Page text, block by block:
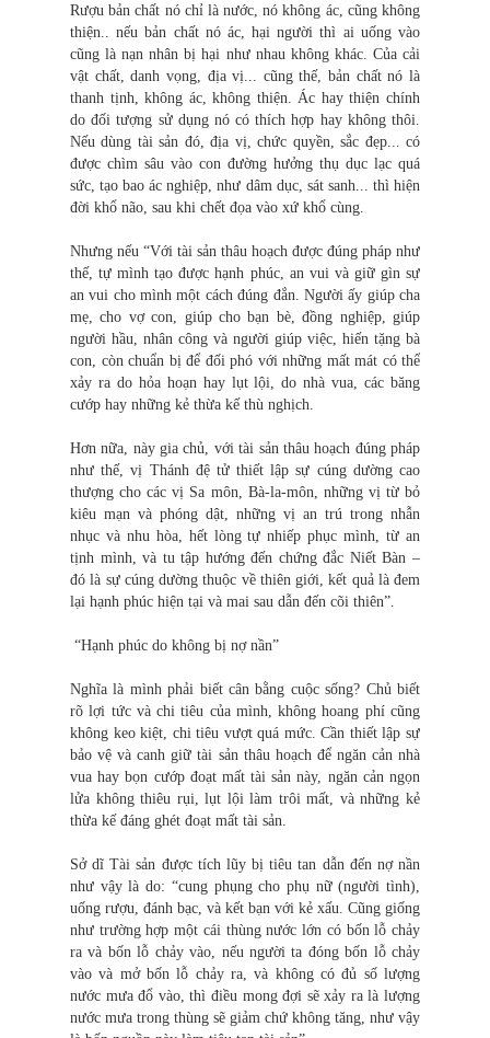
Rượu bản chất nó chỉ là nước, nó không ác, cũng không
thiện.. nếu bản chất nó ác, hại người thì ai uống vào
cũng là nạn nhân bị hại như nhau không khác. Của cải
vật chất, danh vọng, địa vị... cũng thế, bản chất nó là
thanh tịnh, không ác, không thiện. Ác hay thiện chính
do đối tượng sử dụng nó có thích hợp hay không thôi.
Nếu dùng tài sản đó, địa vị, chức quyền, sắc đẹp... có
được chìm sâu vào con đường hưởng thụ dục lạc quá
sức, tạo bao ác nghiệp, như dâm dục, sát sanh... thì hiện
đời khổ não, sau khi chết đọa vào xứ khổ cùng.
Nhưng nếu “Với tài sản thâu hoạch được đúng pháp như
thế, tự mình tạo được hạnh phúc, an vui và giữ gìn sự
an vui cho mình một cách đúng đắn. Người ấy giúp cha
mẹ, cho vợ con, giúp cho bạn bè, đồng nghiệp, giúp
người hầu, nhân công và người giúp việc, hiến tặng bà
con, còn chuẩn bị để đối phó với những mất mát có thể
xảy ra do hỏa hoạn hay lụt lội, do nhà vua, các băng
cướp hay những kẻ thừa kế thù nghịch.
Hơn nữa, này gia chủ, với tài sản thâu hoạch đúng pháp
như thế, vị Thánh đệ tử thiết lập sự cúng dường cao
thượng cho các vị Sa môn, Bà-la-môn, những vị từ bỏ
kiêu mạn và phóng dật, những vị an trú trong nhẫn
nhục và nhu hòa, hết lòng tự nhiếp phục mình, từ an
tịnh mình, và tu tập hướng đến chứng đắc Niết Bàn –
đó là sự cúng dường thuộc về thiên giới, kết quả là đem
lại hạnh phúc hiện tại và mai sau dẫn đến cõi thiên”.
“Hạnh phúc do không bị nợ nần”
Nghĩa là mình phải biết cân bằng cuộc sống? Chủ biết
rõ lợi tức và chi tiêu của mình, không hoang phí cũng
không keo kiệt, chi tiêu vượt quá mức. Cần thiết lập sự
bảo vệ và canh giữ tài sản thâu hoạch để ngăn cản nhà
vua hay bọn cướp đoạt mất tài sản này, ngăn cản ngọn
lửa không thiêu rụi, lụt lội làm trôi mất, và những kẻ
thừa kế đáng ghét đoạt mất tài sản.
Sở dĩ Tài sản được tích lũy bị tiêu tan dẫn đến nợ nần
như vậy là do: “cung phụng cho phụ nữ (người tình),
uống rượu, đánh bạc, và kết bạn với kẻ xấu. Cũng giống
như trường hợp một cái thùng nước lớn có bốn lỗ chảy
ra và bốn lỗ chảy vào, nếu người ta đóng bốn lỗ chảy
vào và mở bốn lỗ chảy ra, và không có đủ số lượng
nước mưa đổ vào, thì điều mong đợi sẽ xảy ra là lượng
nước mưa trong thùng sẽ giảm chứ không tăng, như vậy